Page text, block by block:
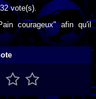
32vote(s).
courageux" afin qu'il